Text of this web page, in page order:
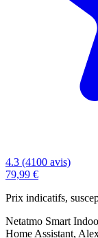
4.3 (4100 avis)
79,99 €
Prix indicatifs,
Netatmo Smart
Home Assistant,